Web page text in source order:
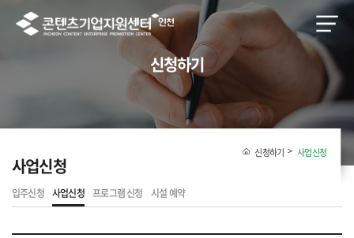
신청하기
사업신청
신청하기 사업신청
입주신청 사업신청 프로그램 신청 시설 예약